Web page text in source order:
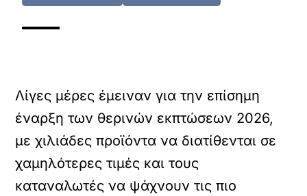
Λίγες μέρες έμειναν για την επίσημη
έναρξη των θερινών εκπτώσεων 2026,
με χιλιάδες προϊόντα να διατίθενται σε
χαμηλότερες τιμές και τους
καταναλωτές να ψάχνουν τις πιο